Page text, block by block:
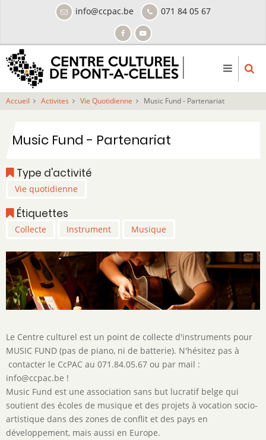
principal
info@ccpac.be 071 84 05 67
Accueil Activites Vie Quotidienne Music Fund - Partenariat
Music Fund - Partenariat
Type d'activité
Vie quotidienne
Étiquettes
Collecte Instrument Musique
Description
de
l'activité
Le Centre culturel est un point de collecte d'instruments pour
MUSIC FUND (pas de piano, ni de batterie). N'hésitez pas à
contacter le CcPAC au 071.84.05.67 ou par mail :
info@ccpac.be !
Music Fund est une association sans but lucratif belge qui
soutient des écoles de musique et des projets à vocation socio-
artistique dans des zones de conflit et des pays en
développement, mais aussi en Europe.